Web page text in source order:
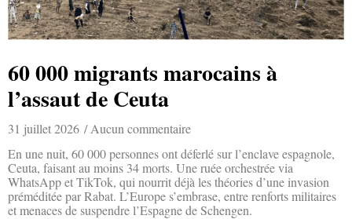
60 000 migrants marocains à
l’assaut de Ceuta
31 juillet 2026
Aucun commentaire
En une nuit, 60 000 personnes ont déferlé sur l’enclave espagnole,
Ceuta, faisant au moins 34 morts. Une ruée orchestrée via
WhatsApp et TikTok, qui nourrit déjà les théories d’une invasion
préméditée par Rabat. L’Europe s’embrase, entre renforts militaires
et menaces de suspendre l’Espagne de Schengen.